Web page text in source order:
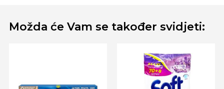
Možda će Vam se također svidjeti: